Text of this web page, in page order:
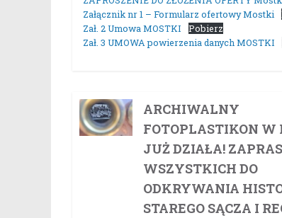
Załącznik nr 1 – Formularz ofertowy Mostki
Zał. 2 Umowa MOSTKI
Pobierz
Zał. 3 UMOWA powierzenia danych MOSTKI
ARCHIWALNY
FOTOPLASTIKON W
JUŻ DZIAŁA!
WSZYSTKICH DO
ODKRYWANIA
STAREGO SĄCZA I